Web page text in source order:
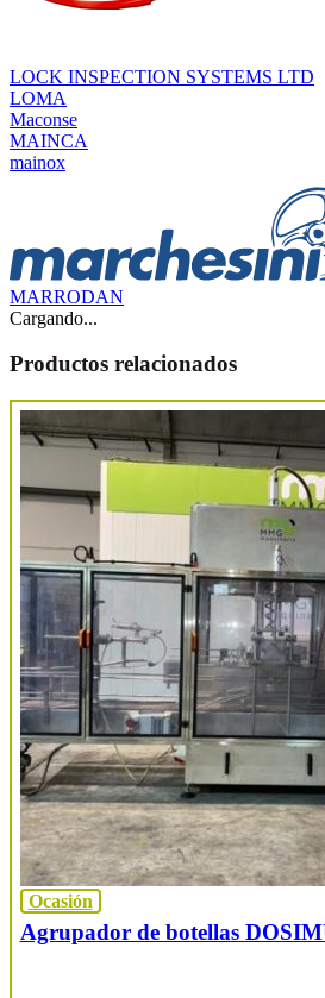
LOCK INSPECTION SYSTEMS LTD
LOMA
Maconse
MAINCA
mainox
MARRODAN
Cargando...
Productos relacionados
Ocasión
Agrupador de botellas